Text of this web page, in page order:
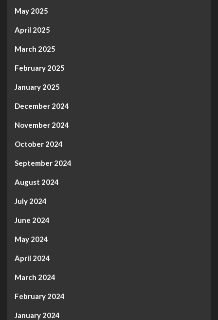
May 2025
April 2025
March 2025
February 2025
January 2025
December 2024
November 2024
October 2024
September 2024
August 2024
July 2024
June 2024
May 2024
April 2024
March 2024
February 2024
January 2024